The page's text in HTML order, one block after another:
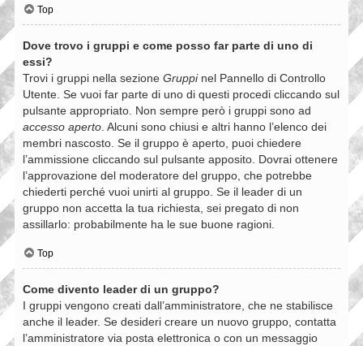
Top
Dove trovo i gruppi e come posso far parte di uno di
essi?
Trovi i gruppi nella sezione Gruppinel Pannello di Controllo
Utente. Se vuoi far parte di uno di questi procedi cliccando sul
pulsante appropriato. Non sempre però i gruppi sono ad
accesso aperto. Alcuni sono chiusi e altri hanno l’elenco dei
membri nascosto. Se il gruppo è aperto, puoi chiedere
l’ammissione cliccando sul pulsante apposito. Dovrai ottenere
l’approvazione del moderatore del gruppo, che potrebbe
chiederti perché vuoi unirti al gruppo. Se il leader di un
gruppo non accetta la tua richiesta, sei pregato di non
assillarlo: probabilmente ha le sue buone ragioni.
Top
Come divento leader di un gruppo?
I gruppi vengono creati dall’amministratore, che ne stabilisce
anche il leader. Se desideri creare un nuovo gruppo, contatta
l’amministratore via posta elettronica o con un messaggio